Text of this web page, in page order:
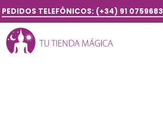
PEDIDOS TELEFÓNICOS: (+34) 91 0759683